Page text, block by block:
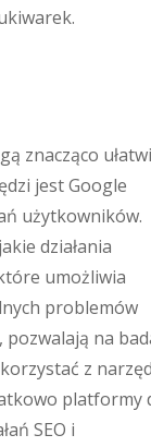
znacząco
jest Google
użytkowników.
działania
umożliwia
problemów
pozwalają na
z
platformy
SEO i